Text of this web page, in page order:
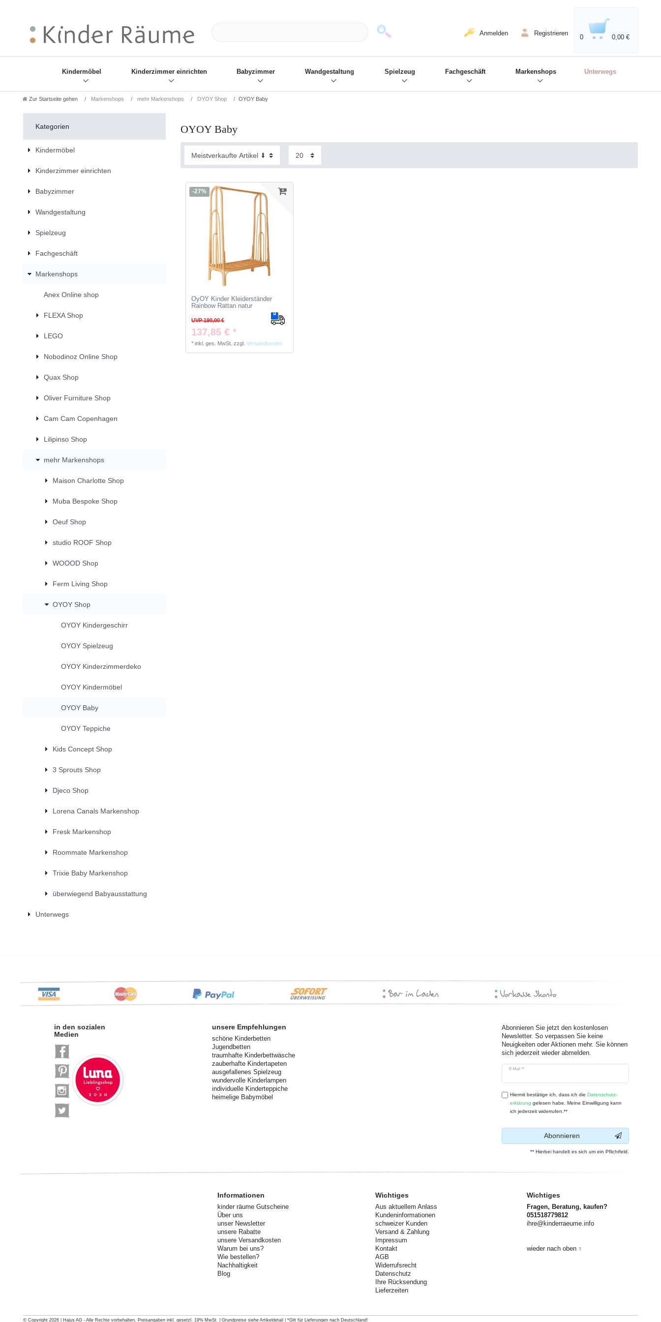
Anmelden Registrieren
0 0,00 €
Kindermöbel Kinderzimmer einrichten Babyzimmer Wandgestaltung Spielzeug Fachgeschäft Markenshops Unterwegs
Zur Startseite gehen Markenshops mehr Markenshops OYOY Shop OYOY Baby
Kategorien
Kindermöbel
Kinderzimmer einrichten
Babyzimmer
Wandgestaltung
Spielzeug
Fachgeschäft
Markenshops
Anex Online shop
FLEXA Shop
LEGO
Nobodinoz Online Shop
Quax Shop
Oliver Furniture Shop
Cam Cam Copenhagen
Lilipinso Shop
mehr Markenshops
Maison Charlotte Shop
Muba Bespoke Shop
Oeuf Shop
studio ROOF Shop
WOOOD Shop
Ferm Living Shop
OYOY Shop
OYOY Kindergeschirr
OYOY Spielzeug
OYOY Kinderzimmerdeko
OYOY Kindermöbel
OYOY Baby
OYOY Teppiche
Kids Concept Shop
3 Sprouts Shop
Djeco Shop
Lorena Canals Markenshop
Fresk Markenshop
Roommate Markenshop
Trixie Baby Markenshop
überwiegend Babyausstattung
Unterwegs
OYOY Baby
-27%
OyOY Kinder Kleiderständer
Rainbow Rattan natur
UVP 190,00 €
137,85 € *
*inkl. ges. MwSt. zzgl.Versandkosten
in den sozialen
Medien
unsere Empfehlungen
schöne Kinderbetten
Jugendbetten
traumhafte Kinderbettwäsche
zauberhafte Kindertapeten
ausgefallenes Spielzeug
wundervolle Kinderlampen
individuelle Kinderteppiche
heimelige Babymöbel
Abonnieren Sie jetzt den kostenlosen
Newsletter. So verpassen Sie keine
Neuigkeiten oder Aktionen mehr. Sie können
sich jederzeit wieder abmelden.
E-Mail **
Newsletter
Hiermit bestätige ich, dass ich die Daten­schutz­
erklärung gelesen habe. Meine Einwilligung kann
ich jederzeit widerrufen.**
Abonnieren
** Hierbei handelt es sich um ein Pflichtfeld.
Informationen
kinder räume Gutscheine
Über uns
unser Newsletter
unsere Rabatte
unsere Versandkosten
Warum bei uns?
Wie bestellen?
Nachhaltigkeit
Blog
Wichtiges
Aus aktuellem Anlass
Kundeninformationen
schweizer Kunden
Versand & Zahlung
Impressum
Kontakt
AGB
Widerrufsrecht
Datenschutz
Ihre Rücksendung
Lieferzeiten
Wichtiges
Fragen, Beratung, kaufen?
051518779812
ihre@kinderraeume.info
wieder nach oben ↑
© Copyright 2026 | Hajus AG - Alle Rechte vorbehalten. Preisangaben inkl. gesetzl. 19% MwSt. | Grundpreise siehe Artikeldetail | *Gilt für Lieferungen nach Deutschland!